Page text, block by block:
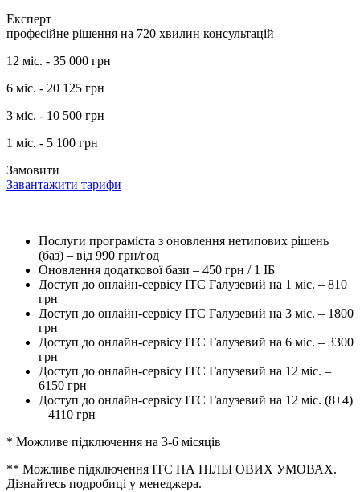
Експерт
професійне рішення на 720 хвилин консультацій
12 міс. - 35 000 грн
6 міс. - 20 125 грн
3 міс. - 10 500 грн
1 міс. - 5 100 грн
Замовити
Завантажити тарифи
Послуги програміста з оновлення нетипових рішень
(баз) – від 990 грн/год
Оновлення додаткової бази – 450 грн / 1 ІБ
Доступ до онлайн-сервісу ІТС Галузевий на 1 міс. – 810
грн
Доступ до онлайн-сервісу ІТС Галузевий на 3 міс. – 1800
грн
Доступ до онлайн-сервісу ІТС Галузевий на 6 міс. – 3300
грн
Доступ до онлайн-сервісу ІТС Галузевий на 12 міс. –
6150 грн
Доступ до онлайн-сервісу ІТС Галузевий на 12 міс. (8+4)
– 4110 грн
* Можливе підключення на 3-6 місяців
** Можливе підключення ІТС НА ПІЛЬГОВИХ УМОВАХ.
Дізнайтесь подробиці у менеджера.